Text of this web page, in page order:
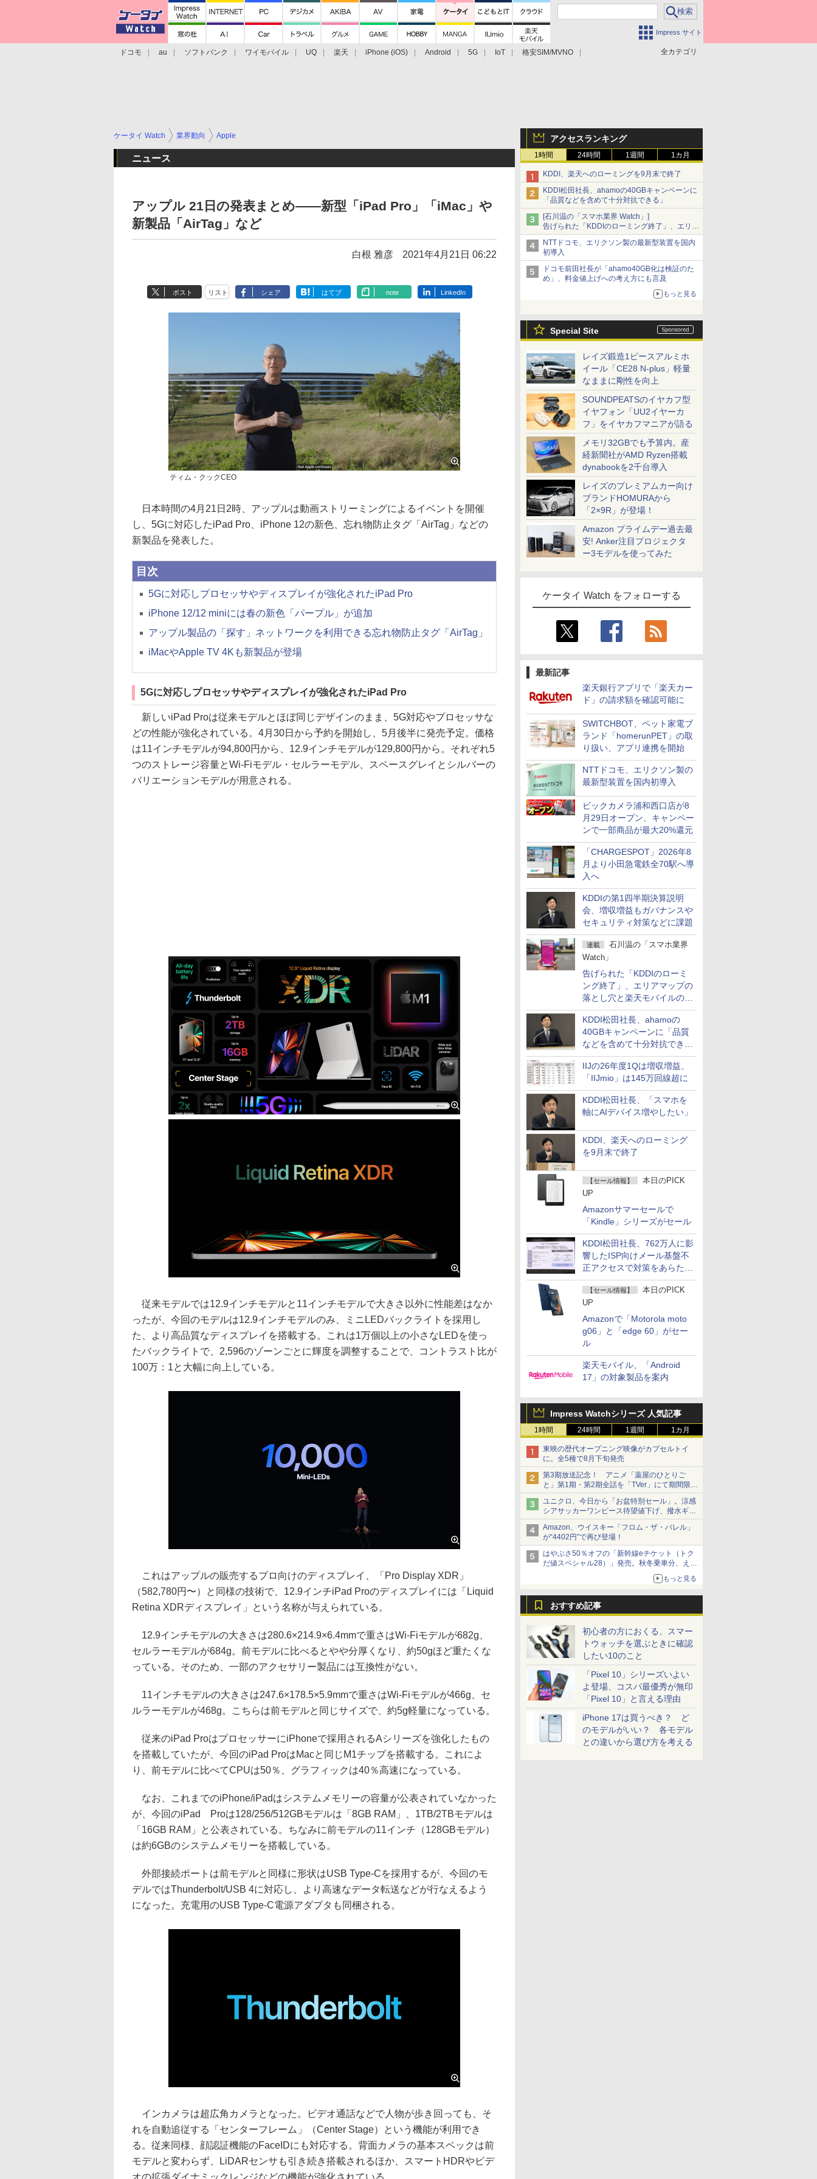
Impress サイト
全カテゴリ
ドコモ au ソフトバンク ワイモバイル UQ 楽天 iPhone (iOS) Android 5G IoT
格安SIM/MVNO
アクセスランキング
1時間 24時間 1週間 1カ月
KDDI、楽天へのローミングを9月末で終了
KDDI松田社長、ahamoの40GBキャンペーンに
「品質などを含めて十分対抗できる」
[石川温の「スマホ業界 Watch」]
告げられた「KDDIのローミング終了」、エリア
マップの落とし穴と楽天モバイルの課題
NTTドコモ、エリクソン製の最新型装置を国内
初導入
ドコモ前田社長が「ahamo40GB化は検証のた
め」、料金値上げへの考え方にも言及
もっと見る
Special Site
レイズ鍛造1ピースアルミホ
イール「CE28 N-plus」軽量
なままに剛性を向上
SOUNDPEATSのイヤカフ型
イヤフォン「UU2イヤーカ
フ」をイヤカフマニアが語る
メモリ32GBでも予算内。産
経新聞社がAMD Ryzen搭載
dynabookを2千台導入
レイズのプレミアムカー向け
ブランドHOMURAから
「2×9R」が登場！
Amazon プライムデー過去最
安! Anker注目プロジェクタ
ー3モデルを使ってみた
ケータイ Watch をフォローする
最新記事
楽天銀行アプリで「楽天カー
ド」の請求額を確認可能に
SWITCHBOT、ペット家電ブ
ランド「homerunPET」の取
り扱い、アプリ連携を開始
NTTドコモ、エリクソン製の
最新型装置を国内初導入
ビックカメラ浦和西口店が8
月29日オープン、キャンペー
ンで一部商品が最大20%還元
「CHARGESPOT」2026年8
月より小田急電鉄全70駅へ導
入へ
KDDIの第1四半期決算説明
会、増収増益もガバナンスや
セキュリティ対策などに課題
連載
石川温の「スマホ業界
Watch」
告げられた「KDDIのローミ
ング終了」、エリアマップの
落とし穴と楽天モバイルの課
題
KDDI松田社長、ahamoの
40GBキャンペーンに「品質
などを含めて十分対抗でき
る」
IIJの26年度1Qは増収増益、
「IIJmio」は145万回線超に
KDDI松田社長、「スマホを
軸にAIデバイス増やしたい」
KDDI、楽天へのローミング
を9月末で終了
【セール情報】
本日のPICK
UP
Amazonサマーセールで
「Kindle」シリーズがセール
KDDI松田社長、762万人に影
響したISP向けメール基盤不
正アクセスで対策をあらため
て説明
【セール情報】
本日のPICK
UP
Amazonで「Motorola moto
g06」と「edge 60」がセー
ル
楽天モバイル、「Android
17」の対象製品を案内
Impress Watchシリーズ 人気記事
1時間 24時間 1週間 1カ月
東映の歴代オープニング映像がカプセルトイ
に。全5種で8月下旬発売
第3期放送記念！ アニメ「薬屋のひとりご
と」第1期・第2期全話を「TVer」にて期間限定
で順次無料配信開始
ユニクロ、今日から「お盆特別セール」。涼感
シアサッカーワンピース待望値下げ、撥水ギア
ショーツは1990円に
Amazon、ウイスキー「フロム・ザ・バレル」
が“4402円”で再び登場！
はやぶさ50％オフの「新幹線eチケット（トク
だ値スペシャル28）」発売。秋冬乗車分、えき
もっと見る
おすすめ記事
初心者の方におくる、スマー
トウォッチを選ぶときに確認
したい10のこと
「Pixel 10」シリーズいよい
よ登場、コスパ最優秀が無印
「Pixel 10」と言える理由
iPhone 17は買うべき？ ど
のモデルがいい？ 各モデル
との違いから選び方を考える
ケータイ Watch 業界動向 Apple
ニュース
アップル 21日の発表まとめ――新型「iPad Pro」「iMac」や
新製品「AirTag」など
白根 雅彦 2021年4月21日 06:22
ポスト リスト シェア はてブ note LinkedIn
ティム・クックCEO
日本時間の4月21日2時、アップルは動画ストリーミングによるイベントを開催
し、5Gに対応したiPad Pro、iPhone 12の新色、忘れ物防止タグ「AirTag」などの
新製品を発表した。
目次
5Gに対応しプロセッサやディスプレイが強化されたiPad Pro
iPhone 12/12 miniには春の新色「パープル」が追加
アップル製品の「探す」ネットワークを利用できる忘れ物防止タグ「AirTag」
iMacやApple TV 4Kも新製品が登場
5Gに対応しプロセッサやディスプレイが強化されたiPad Pro
新しいiPad Proは従来モデルとほぼ同じデザインのまま、5G対応やプロセッサな
どの性能が強化されている。4月30日から予約を開始し、5月後半に発売予定。価格
は11インチモデルが94,800円から、12.9インチモデルが129,800円から。それぞれ5
つのストレージ容量とWi-Fiモデル・セルラーモデル、スペースグレイとシルバーの
バリエーションモデルが用意される。
従来モデルでは12.9インチモデルと11インチモデルで大きさ以外に性能差はなか
ったが、今回のモデルは12.9インチモデルのみ、ミニLEDバックライトを採用し
た、より高品質なディスプレイを搭載する。これは1万個以上の小さなLEDを使っ
たバックライトで、2,596のゾーンごとに輝度を調整することで、コントラスト比が
100万：1と大幅に向上している。
これはアップルの販売するプロ向けのディスプレイ、「Pro Display XDR」
（582,780円〜）と同様の技術で、12.9インチiPad Proのディスプレイには「Liquid
Retina XDRディスプレイ」という名称が与えられている。
12.9インチモデルの大きさは280.6×214.9×6.4mmで重さはWi-Fiモデルが682g、
セルラーモデルが684g。前モデルに比べるとやや分厚くなり、約50gほど重たくな
っている。そのため、一部のアクセサリー製品には互換性がない。
11インチモデルの大きさは247.6×178.5×5.9mmで重さはWi-Fiモデルが466g、セ
ルラーモデルが468g。こちらは前モデルと同じサイズで、約5g軽量になっている。
従来のiPad ProはプロセッサーにiPhoneで採用されるAシリーズを強化したもの
を搭載していたが、今回のiPad ProはMacと同じM1チップを搭載する。これによ
り、前モデルに比べてCPUは50％、グラフィックは40％高速になっている。
なお、これまでのiPhone/iPadはシステムメモリーの容量が公表されていなかった
が、今回のiPad Proは128/256/512GBモデルは「8GB RAM」、1TB/2TBモデルは
「16GB RAM」と公表されている。ちなみに前モデルの11インチ（128GBモデル）
は約6GBのシステムメモリーを搭載している。
外部接続ポートは前モデルと同様に形状はUSB Type-Cを採用するが、今回のモ
デルではThunderbolt/USB 4に対応し、より高速なデータ転送などが行なえるよう
になった。充電用のUSB Type-C電源アダプタも同梱される。
インカメラは超広角カメラとなった。ビデオ通話などで人物が歩き回っても、そ
れを自動追従する「センターフレーム」（Center Stage）という機能が利用でき
る。従来同様、顔認証機能のFaceIDにも対応する。背面カメラの基本スペックは前
モデルと変わらず、LiDARセンサも引き続き搭載されるほか、スマートHDRやビデ
オの拡張ダイナミックレンジなどの機能が強化されている。